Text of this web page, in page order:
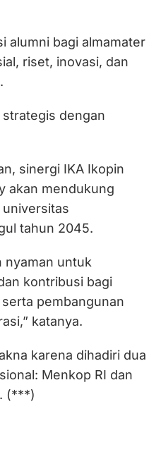
alumni bagi almamater
riset, inovasi, dan
dengan
sinergi IKA Ikopin
akan mendukung
universitas
tahun 2045.
nyaman untuk
kontribusi bagi
pembangunan
katanya.
karena dihadiri dua
Menkop RI dan
(***)